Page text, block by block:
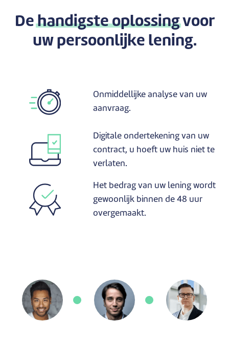
Dehandigste oplossingvoor
uw persoonlijke lening.
Onmiddellijke analyse van uw
aanvraag.
Digitale ondertekening van uw
contract, u hoeft uw huis niet te
verlaten.
Het bedrag van uw lening wordt
gewoonlijk binnen de 48 uur
overgemaakt.